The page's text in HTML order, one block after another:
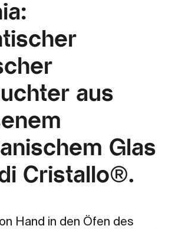
aus
Glas
Cristallo®.
Hand in den Öfen des